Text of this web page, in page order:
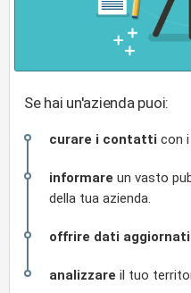
Se hai un'azienda puoi:
curare i contatti con
informare un vasto
della tua azienda.
offrire dati aggiornati
analizzare il tuo